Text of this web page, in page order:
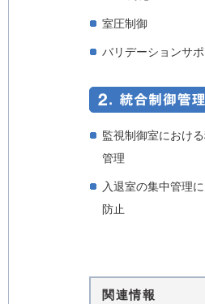
室圧制御
バリデーションサポ
監視制御室におけ
管理
入退室の集中管理
防止
関連情報